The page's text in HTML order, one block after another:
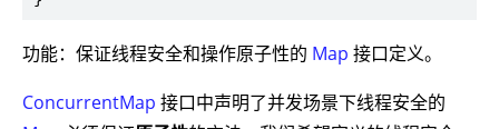
功能：保证线程安全和操作原子性的 Map 接口定义。
ConcurrentMap 接口中声明了并发场景下线程安全的